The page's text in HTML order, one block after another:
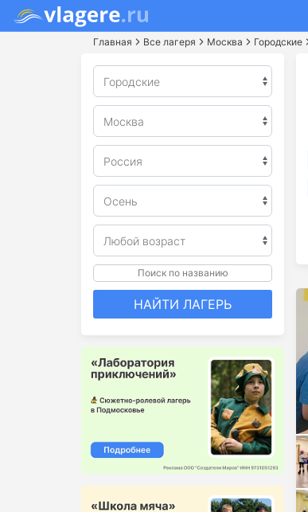
Главная Все лагеря Москва Городские
Поиск по названию
НАЙТИ ЛАГЕРЬ